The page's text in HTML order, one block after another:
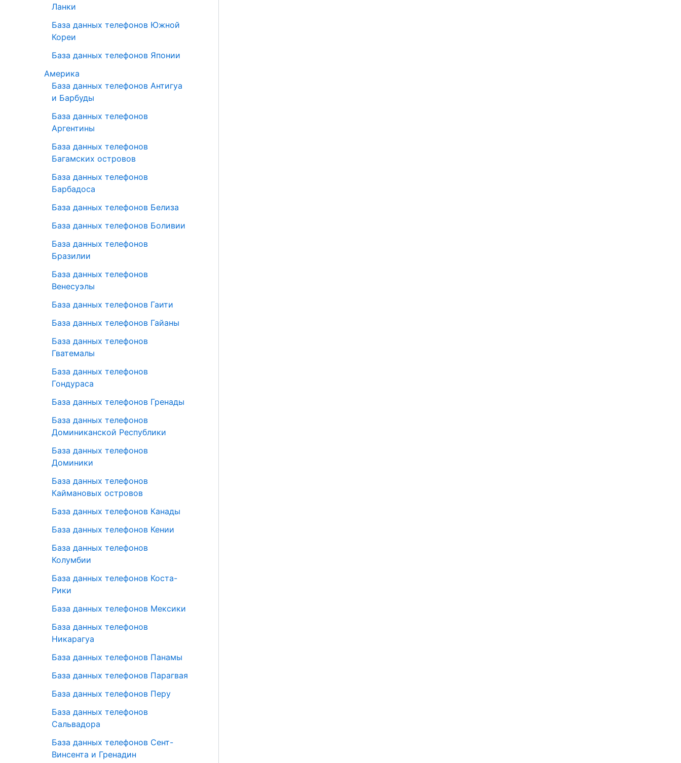
Ланки
База данных телефонов Южной
Кореи
База данных телефонов Японии
Америка
База данных телефонов Антигуа
и Барбуды
База данных телефонов
Аргентины
База данных телефонов
Багамских островов
База данных телефонов
Барбадоса
База данных телефонов Белиза
База данных телефонов Боливии
База данных телефонов
Бразилии
База данных телефонов
Венесуэлы
База данных телефонов Гаити
База данных телефонов Гайаны
База данных телефонов
Гватемалы
База данных телефонов
Гондураса
База данных телефонов Гренады
База данных телефонов
Доминиканской Республики
База данных телефонов
Доминики
База данных телефонов
Каймановых островов
База данных телефонов Канады
База данных телефонов Кении
База данных телефонов
Колумбии
База данных телефонов Коста-
Рики
База данных телефонов Мексики
База данных телефонов
Никарагуа
База данных телефонов Панамы
База данных телефонов Парагвая
База данных телефонов Перу
База данных телефонов
Сальвадора
База данных телефонов Сент-
Винсента и Гренадин